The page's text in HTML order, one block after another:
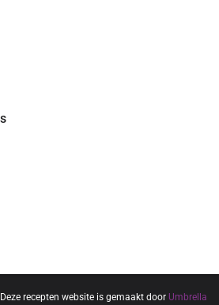
recepten website is gemaakt door Umbrella